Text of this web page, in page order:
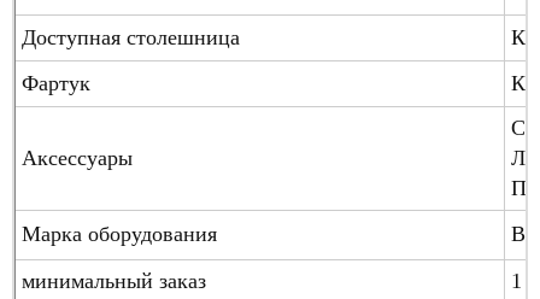
Доступная столешница
Фартук
Аксессуары
Марка оборудования
минимальный заказ
1